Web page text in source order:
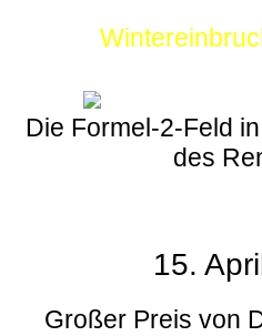
Die Formel-2-Feld
des
15.
Großer Preis von